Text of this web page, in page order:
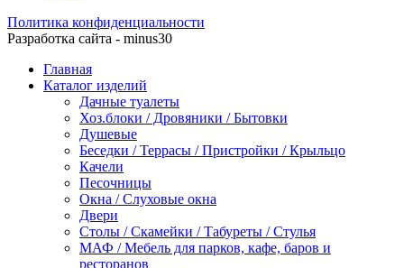
Политика конфиденциальности
Разработка сайта - minus30
Главная
Каталог изделий
Дачные туалеты
Хоз.блоки / Дровяники / Бытовки
Душевые
Беседки / Террасы / Пристройки / Крыльцо
Качели
Песочницы
Окна / Слуховые окна
Двери
Столы / Скамейки / Табуреты / Стулья
МАФ / Мебель для парков, кафе, баров и
ресторанов